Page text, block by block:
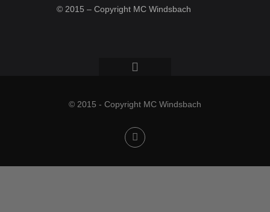
© 2015 – Copyright MC Windsbach
© 2015 - Copyright MC Windsbach